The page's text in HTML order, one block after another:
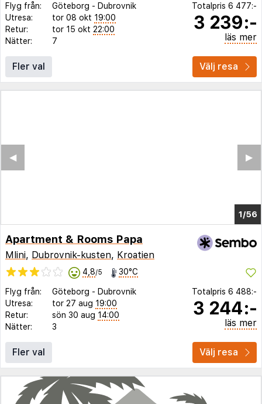
Flyg från: Göteborg - Dubrovnik
Utresa:
tor 08 okt 19:00
Retur:
tor 15 okt 22:00
Nätter:
7
Totalpris 6 477:-
3 239:-
läs mer
Fler val Välj resa
1/51
▶︎
◀︎
Apartment & Rooms Papa
Mlini, Dubrovnik-kusten, Kroatien
4,8/5 30°C
Flyg från: Göteborg - Dubrovnik
Utresa:
tor 27 aug 19:00
Retur:
sön 30 aug 14:00
Nätter:
3
Totalpris 6 488:-
3 244:-
läs mer
Fler val Välj resa